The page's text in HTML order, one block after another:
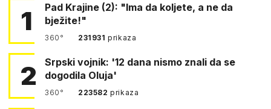
1
Pad Krajine (2): "Ima da koljete, a ne da
bježite!"
360° 231931prikaza
2
Srpski vojnik: '12 dana nismo znali da se
dogodila Oluja'
360° 223582prikaza